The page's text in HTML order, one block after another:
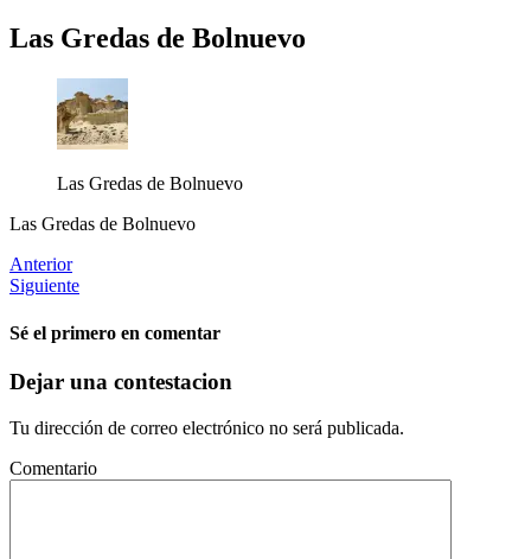
Las Gredas de Bolnuevo
Las Gredas de Bolnuevo
Las Gredas de Bolnuevo
Anterior
Siguiente
Sé el primero en comentar
Dejar una contestacion
Tu dirección de correo electrónico no será publicada.
Comentario